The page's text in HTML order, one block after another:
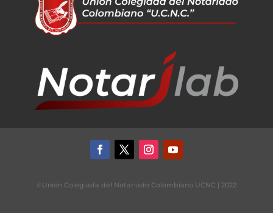
©Unión Colegiada del Notariado Colombiano UCNC | 2022